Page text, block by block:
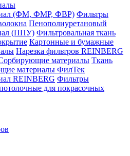
(ФМ, ФМР, ФВР) Фильтры
Пенополиуретановый
(ППУ) Фильтровальная ткань
Картонные и бумажные
Нарезка фильтров REINBERG
материалы Ткань
материалы ФилТек
REINBERG Фильтры
для покрасочных